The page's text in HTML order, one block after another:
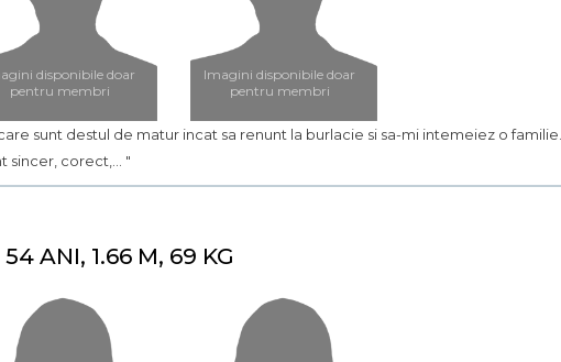
disponibile doar
pentru membri
Imagini disponibile doar
pentru membri
sunt destul de matur incat sa renunt la burlacie si sa-mi intemeiez o
sincer, corect,... "
ANI, 1.66 M, 69 KG